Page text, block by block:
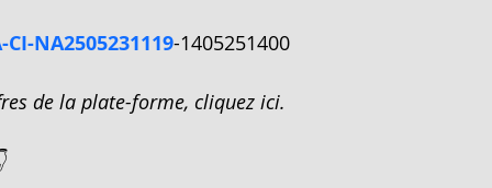
-COTE
CI-NA2505231119-1405251400
de la plate-forme, cliquez ici.